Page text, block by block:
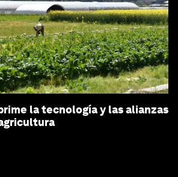
la tecnología y las alianzas